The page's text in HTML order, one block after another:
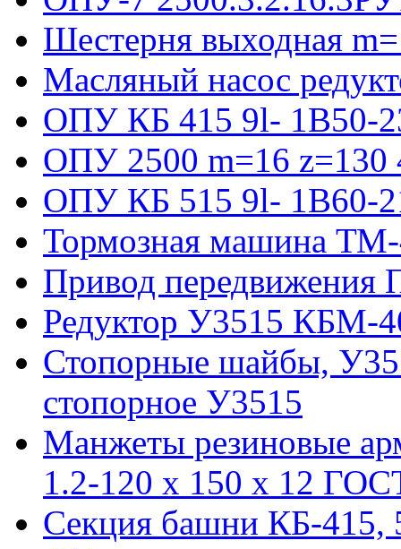
Шестерня выходная
Масляный насос
ОПУ КБ 415 9l- 1B50-
ОПУ 2500 m=16 z=130
ОПУ КБ 515 9l- 1B60-
Тормозная машина
Привод передвижения
Редуктор У3515 КБМ-
Стопорные шайбы,
стопорное У3515
Манжеты резиновые
1.2-120 x 150 x 12
Секция башни КБ-415,